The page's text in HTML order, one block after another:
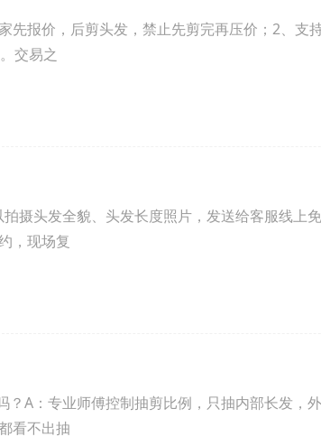
报价，后剪头发，禁止先剪完再压价；2、支
交易之
摄头发全貌、头发长度照片，发送给客服线上
，现场复
A：专业师傅控制抽剪比例，只抽内部长发，
看不出抽